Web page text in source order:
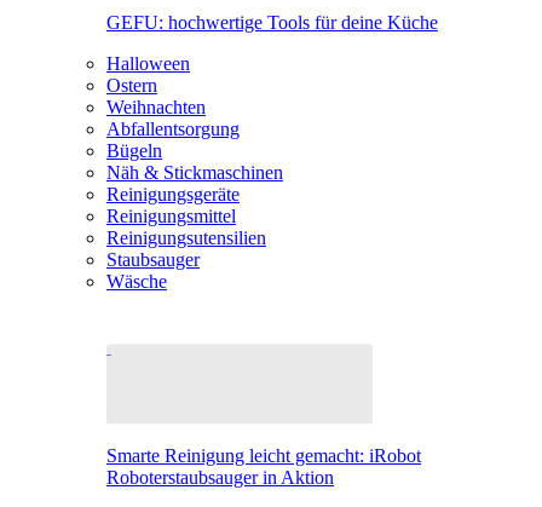
GEFU: hochwertige Tools für deine Küche
Halloween
Ostern
Weihnachten
Abfallentsorgung
Bügeln
Näh & Stickmaschinen
Reinigungsgeräte
Reinigungsmittel
Reinigungsutensilien
Staubsauger
Wäsche
Smarte Reinigung leicht gemacht: iRobot
Roboterstaubsauger in Aktion